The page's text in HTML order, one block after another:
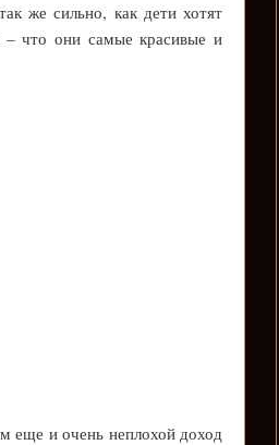
же сильно, как дети хотят
что они самые красивые и
еще и очень неплохой доход